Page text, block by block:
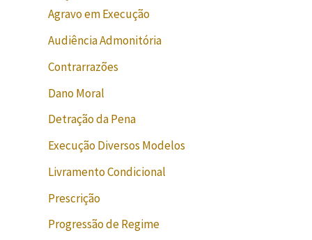
Agravo em Execução
Audiência Admonitória
Contrarrazões
Dano Moral
Detração da Pena
Execução Diversos Modelos
Livramento Condicional
Prescrição
Progressão de Regime